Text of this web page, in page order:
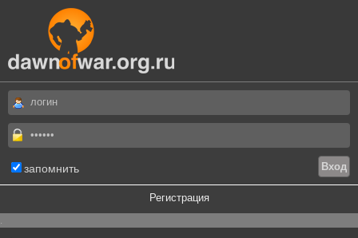
запомнить
Регистрация
.